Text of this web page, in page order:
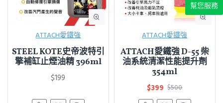
ATTACH愛鐵強
STEEL KOTE史帝波特引
擎補缸止煙油精 396ml
$199
ATTACH愛鐵強
ATTACH愛鐵強 D-55 柴
油系統清潔性能提升劑
354ml
$399 $500
幫您服務